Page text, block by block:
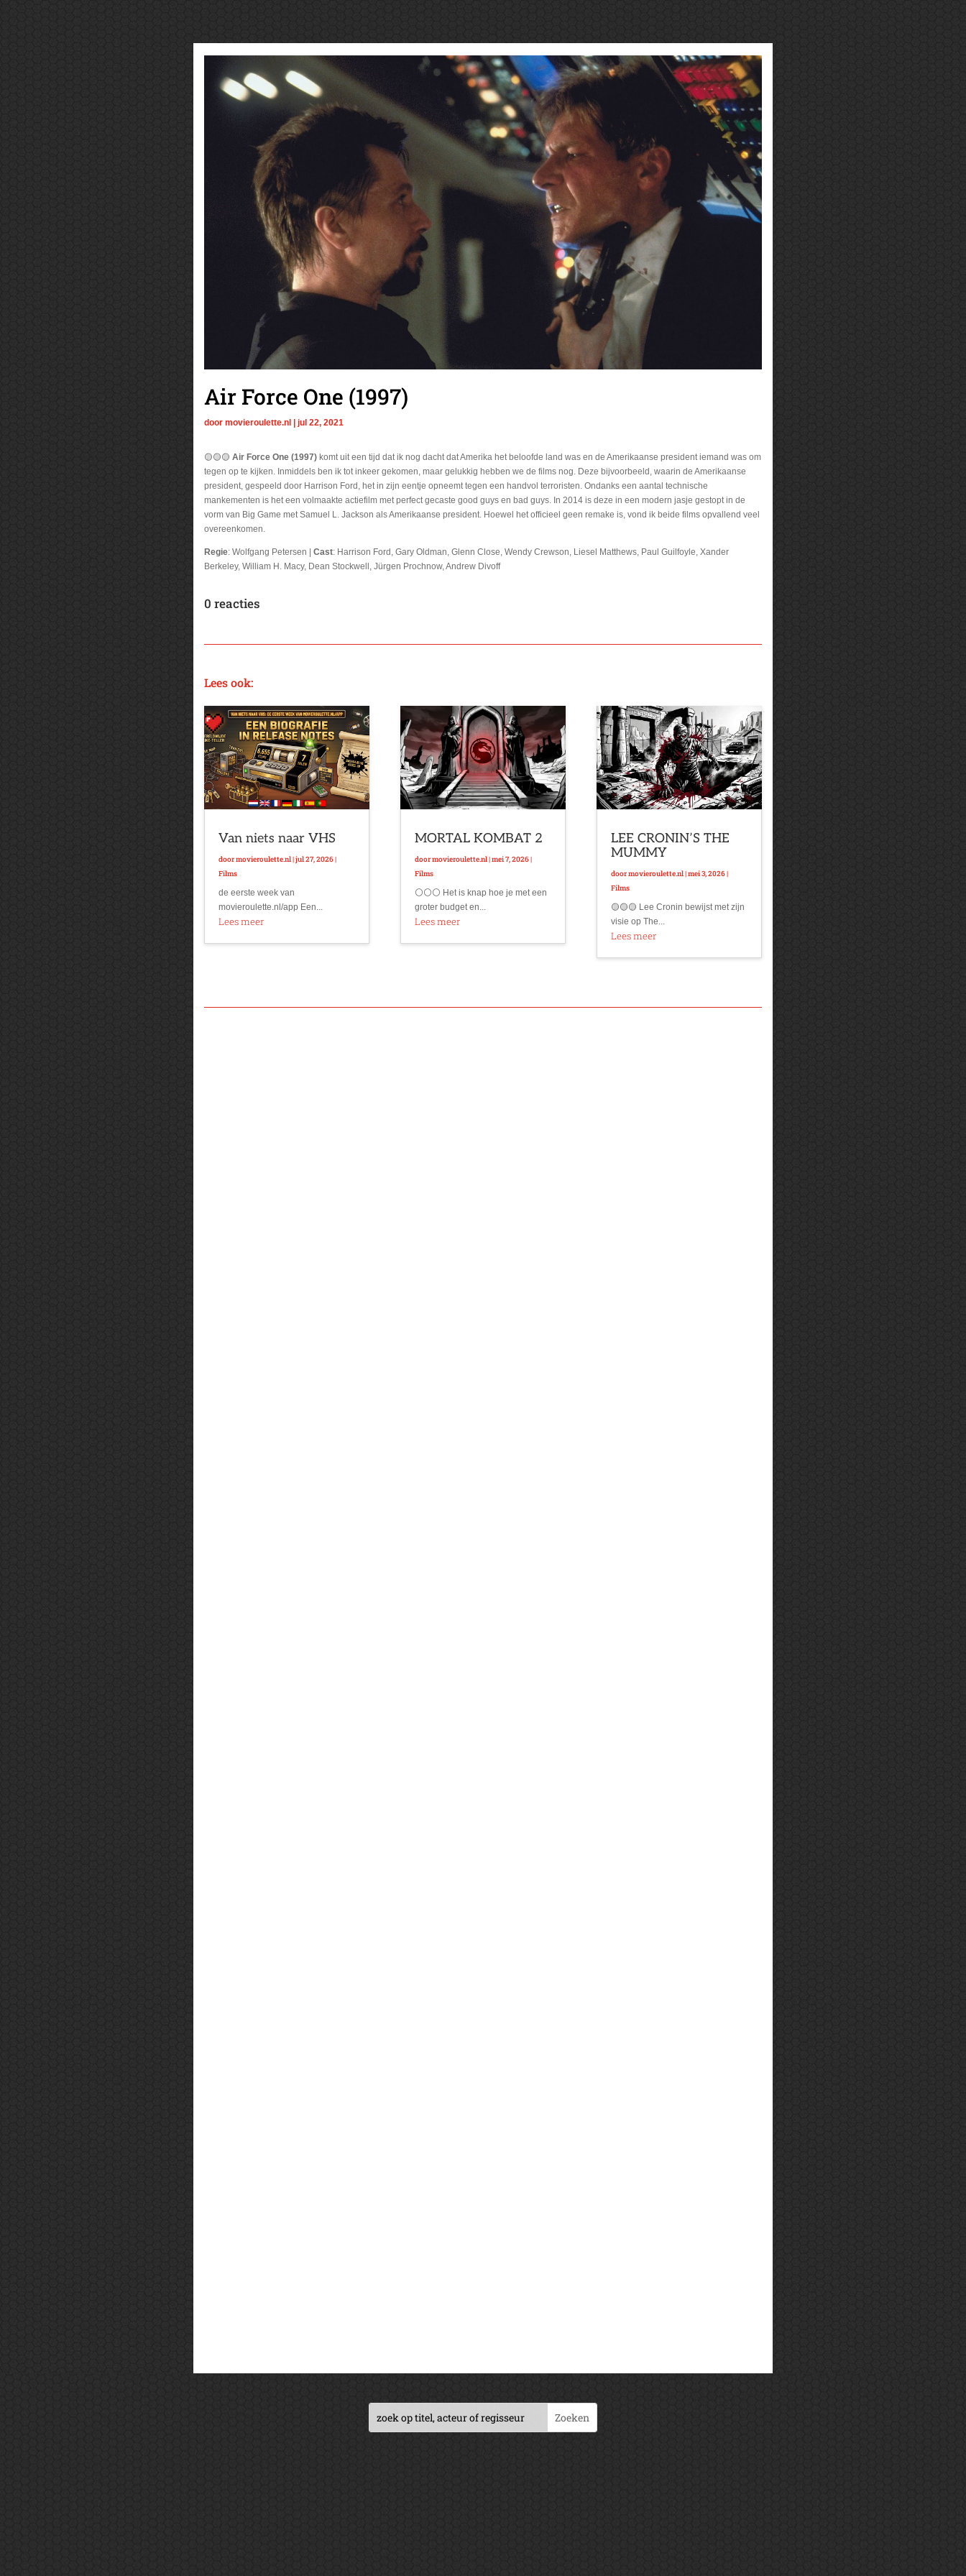
Air Force One (1997)
door movieroulette.nl jul 22, 2021
🟡🟡🟡 Air Force One (1997)komt uit een tijd dat ik nog dacht dat Amerika het beloofde land was en de Amerikaanse president iemand was om
tegen op te kijken. Inmiddels ben ik tot inkeer gekomen, maar gelukkig hebben we de films nog. Deze bijvoorbeeld, waarin de Amerikaanse
president, gespeeld door Harrison Ford, het in zijn eentje opneemt tegen een handvol terroristen. Ondanks een aantal technische
mankementen is het een volmaakte actiefilm met perfect gecaste good guys en bad guys. In 2014 is deze in een modern jasje gestopt in de
vorm van Big Game met Samuel L. Jackson als Amerikaanse president. Hoewel het officieel geen remake is, vond ik beide films opvallend veel
overeenkomen.
Regie: Wolfgang Petersen | Cast: Harrison Ford, Gary Oldman, Glenn Close, Wendy Crewson, Liesel Matthews, Paul Guilfoyle, Xander
Berkeley, William H. Macy, Dean Stockwell, Jürgen Prochnow, Andrew Divoff
0 reacties
Lees ook:
Van niets naar VHS
doormovieroulette.nl|jul 27, 2026|
Films
de eerste week van
movieroulette.nl/app Een...
Lees meer
MORTAL KOMBAT 2
doormovieroulette.nl|mei 7, 2026|
Films
⚪⚪⚪ Het is knap hoe je met een
groter budget en...
Lees meer
LEE CRONIN’S THE
MUMMY
doormovieroulette.nl|mei 3, 2026|
Films
🟡🟡🟡 Lee Cronin bewijst met zijn
visie op The...
Lees meer